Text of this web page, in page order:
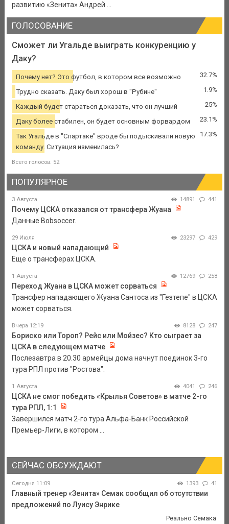
развитию «Зенита» Андрей ...
ГОЛОСОВАНИЕ
Сможет ли Угальде выиграть конкуренцию у
Даку?
Почему нет? Это футбол, в котором все возможно 32.7%
Трудно сказать. Даку был хорош в "Рубине" 1.9%
Каждый будет стараться доказать, что он лучший 25%
Даку более стабилен, он будет основным форвардом 23.1%
Так Угальде в "Спартаке" вроде бы подыскивали новую
команду. Ситуация изменилась?
17.3%
Всего голосов: 52
ПОПУЛЯРНОЕ
3 Августа 14891 441
Почему ЦСКА отказался от трансфера Жуана
Данные Bobsoccer.
29 Июля 23297 429
ЦСКА и новый нападающий
Еще о трансферах ЦСКА.
1 Августа 12769 258
Переход Жуана в ЦСКА может сорваться
Трансфер нападающего Жуана Сантоса из "Гезтепе" в ЦСКА
может сорваться.
Вчера 12:19 8128 247
Бориско или Тороп? Рейс или Мойзес? Кто сыграет за
ЦСКА в следующем матче
Послезавтра в 20.30 армейцы дома начнут поединок 3-го
тура РПЛ против "Ростова".
1 Августа 4041 246
ЦСКА не смог победить «Крылья Советов» в матче 2-го
тура РПЛ, 1:1
Завершился матч 2-го тура Альфа-Банк Российской
Премьер-Лиги, в котором ...
СЕЙЧАС ОБСУЖДАЮТ
Сегодня 11:09 1393 41
Главный тренер «Зенита» Семак сообщил об отсутствии
предложений по Луису Энрике
Реально Семака